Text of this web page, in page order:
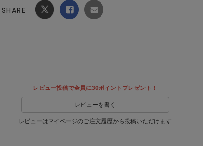
SHARE
レビュー投稿で全員に30ポイントプレゼント！
レビューを書く
レビューはマイページのご注文履歴から投稿いただけます